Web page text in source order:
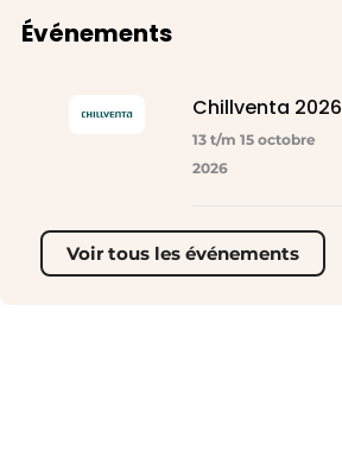
Événements
Chillventa 2026
13 t/m 15 octobre
2026
Voir tous les événements